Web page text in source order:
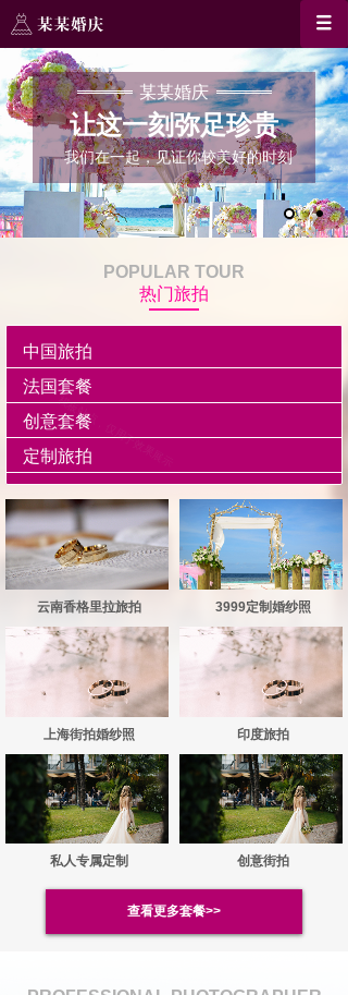
某某婚庆
让这一刻弥足珍贵
我们在一起，见证你较美好的时刻
POPULAR TOUR
热门旅拍
中国旅拍
法国套餐
创意套餐
定制旅拍
云南香格里拉旅拍 3999定制婚纱照
上海街拍婚纱照 印度旅拍
私人专属定制 创意街拍
查看更多套餐>>